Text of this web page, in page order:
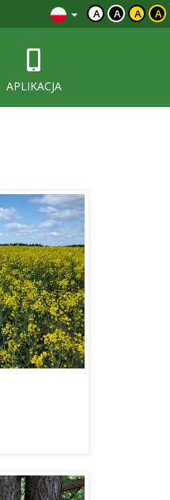
A A A A
APLIKACJA